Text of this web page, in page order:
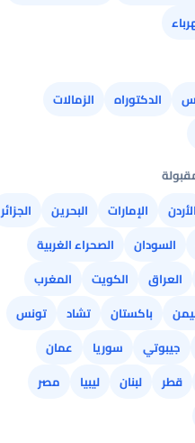
الدكتوراه
الزمالات
الأردن الإمارات البحرين
الجزائر
السودان
الصحراء الغربية
العراق الكويت
المغرب
باكستان تشاد
تونس
جيبوتي سوريا
عمان
قطر لبنان ليبيا
مصر